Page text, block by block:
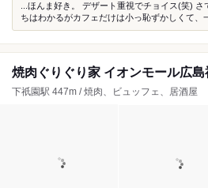
...ほんま好き。 デザート重視でチョイス(笑)
ちはわかるがカフェだけは小っ恥ずかしくて、
焼肉ぐりぐり家 イオンモール広島
下祇園駅 447m / 焼肉、ビュッフェ、居酒屋